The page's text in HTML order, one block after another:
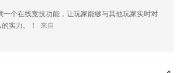
一个在线竞技功能，让玩家能够与其他玩家实时对
实力。！
来自